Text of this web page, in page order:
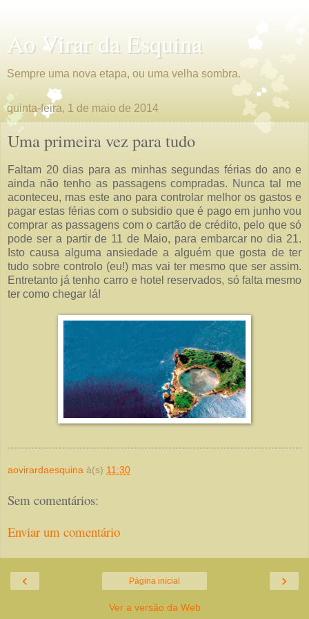
Ao Virar da Esquina
Sempre uma nova etapa, ou uma velha sombra.
quinta-feira, 1 de maio de 2014
Uma primeira vez para tudo
Faltam 20 dias para as minhas segundas férias do ano e
ainda não tenho as passagens compradas. Nunca tal me
aconteceu, mas este ano para controlar melhor os gastos e
pagar estas férias com o subsidio que é pago em junho vou
comprar as passagens com o cartão de crédito, pelo que só
pode ser a partir de 11 de Maio, para embarcar no dia 21.
Isto causa alguma ansiedade a alguém que gosta de ter
tudo sobre controlo (eu!) mas vai ter mesmo que ser assim.
Entretanto já tenho carro e hotel reservados, só falta mesmo
ter como chegar lá!
aovirardaesquina à(s) 11:30
Sem comentários:
Enviar um comentário
‹ ›
Página inicial
Ver a versão da Web